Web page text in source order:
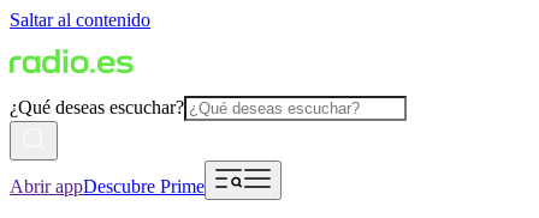
Saltar al contenido
¿Qué deseas escuchar?
Abrir appDescubre Prime